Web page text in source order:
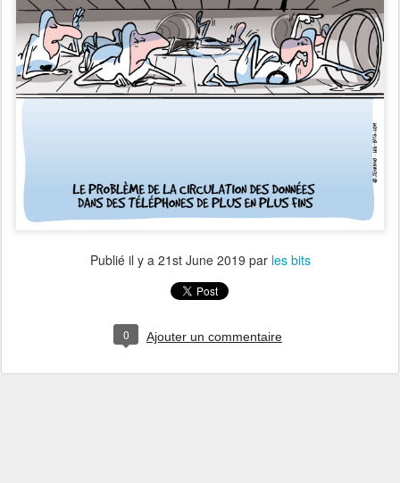
Publié il y a 21st June 2019 par les bits
0 Ajouter un commentaire